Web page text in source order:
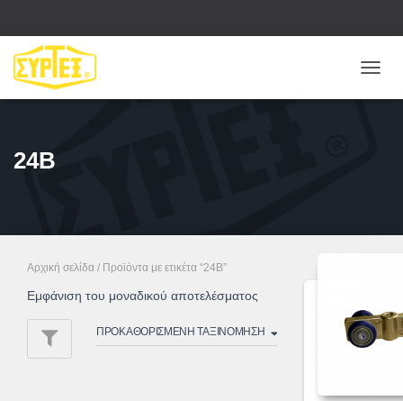
24B
Αρχική σελίδα / Προϊόντα με ετικέτα “24B”
Εμφάνιση του μοναδικού αποτελέσματος